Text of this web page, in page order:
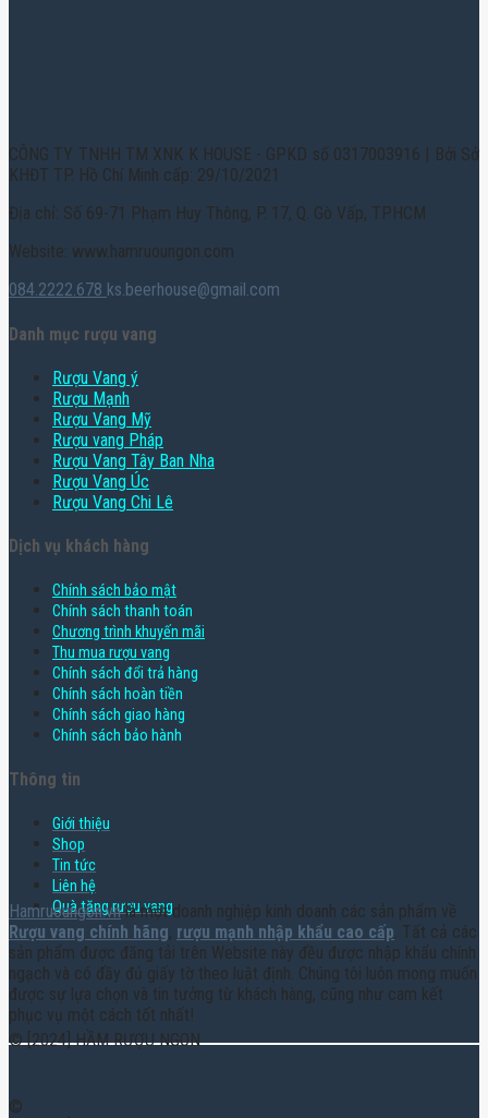
CÔNG TY TNHH TM XNK K HOUSE - GPKD số 0317003916 | Bởi Sở
KHĐT TP. Hồ Chí Minh cấp: 29/10/2021
Địa chỉ: Số 69-71 Phạm Huy Thông, P. 17, Q. Gò Vấp, TPHCM
Website: www.hamruoungon.com
084.2222.678 ks.beerhouse@gmail.com
Danh mục rượu vang
Rượu Vang ý
Rượu Mạnh
Rượu Vang Mỹ
Rượu vang Pháp
Rượu Vang Tây Ban Nha
Rượu Vang Úc
Rượu Vang Chi Lê
Dịch vụ khách hàng
Chính sách bảo mật
Chính sách thanh toán
Chương trình khuyến mãi
Thu mua rượu vang
Chính sách đổi trả hàng
Chính sách hoàn tiền
Chính sách giao hàng
Chính sách bảo hành
Thông tin
Giới thiệu
Shop
Tin tức
Liên hệ
Quà tặng rượu vang
Hamruoungon.vnlà một doanh nghiệp kinh doanh các sản phẩm về
Rượu vang chính hãng, rượu mạnh nhập khẩu cao cấp. Tất cả các
sản phẩm được đăng tải trên Website này đều được nhập khẩu chính
ngạch và có đầy đủ giấy tờ theo luật định. Chúng tôi luôn mong muốn
được sự lựa chọn và tin tưởng từ khách hàng, cũng như cam kết
phục vụ một cách tốt nhất!
© [2024] HẦM RƯỢU NGON
©